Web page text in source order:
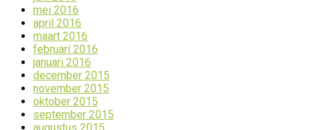
mei 2016
april 2016
maart 2016
februari 2016
januari 2016
december 2015
november 2015
oktober 2015
september 2015